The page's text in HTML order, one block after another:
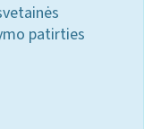
patirties